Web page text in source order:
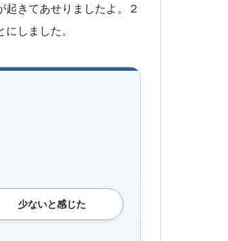
きてあせりましたよ。２
しました。
少ないと感じた